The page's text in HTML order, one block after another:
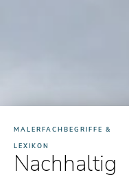
MALERFACHBEGRIFFE &
LEXIKON
Nachhaltig